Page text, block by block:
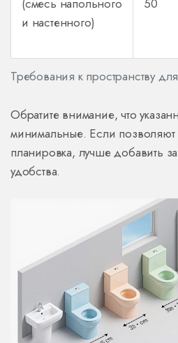
Требования к пространству
(смесь напольного
и настенного)
50
Обратите внимание, что
минимальные. Если
планировка, лучше добавить
удобства.